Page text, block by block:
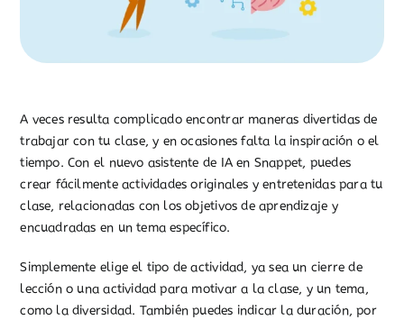
A veces resulta complicado encontrar maneras divertidas de
trabajar con tu clase, y en ocasiones falta la inspiración o el
tiempo. Con el nuevo asistente de IA en Snappet, puedes
crear fácilmente actividades originales y entretenidas para tu
clase, relacionadas con los objetivos de aprendizaje y
encuadradas en un tema específico.
Simplemente elige el tipo de actividad, ya sea un cierre de
lección o una actividad para motivar a la clase, y un tema,
como la diversidad. También puedes indicar la duración, por